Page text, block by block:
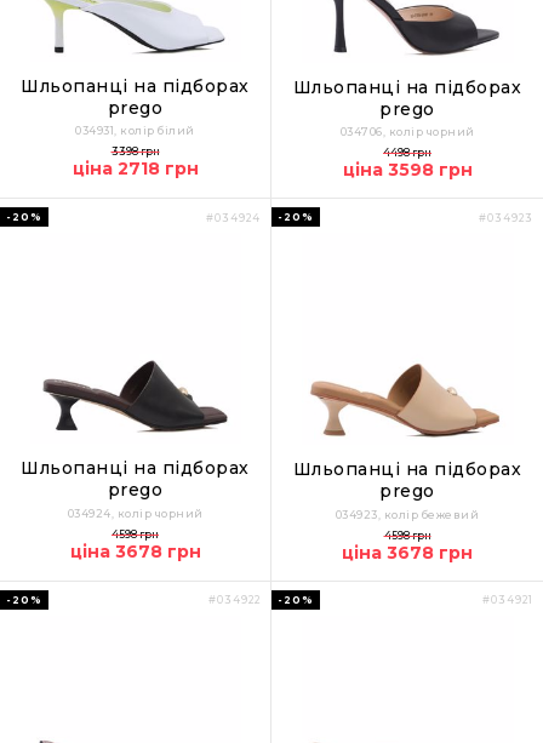
Шльопанці на підборах
prego
034931, колір білий
3398 грн
ціна 2718 грн
Шльопанці на підборах
prego
034706, колір чорний
4498 грн
ціна 3598 грн
#034924
-20%
Шльопанці на підборах
prego
034924, колір чорний
4598 грн
ціна 3678 грн
#034923
-20%
Шльопанці на підборах
prego
034923, колір бежевий
4598 грн
ціна 3678 грн
#034922
-20% #034921
-20%